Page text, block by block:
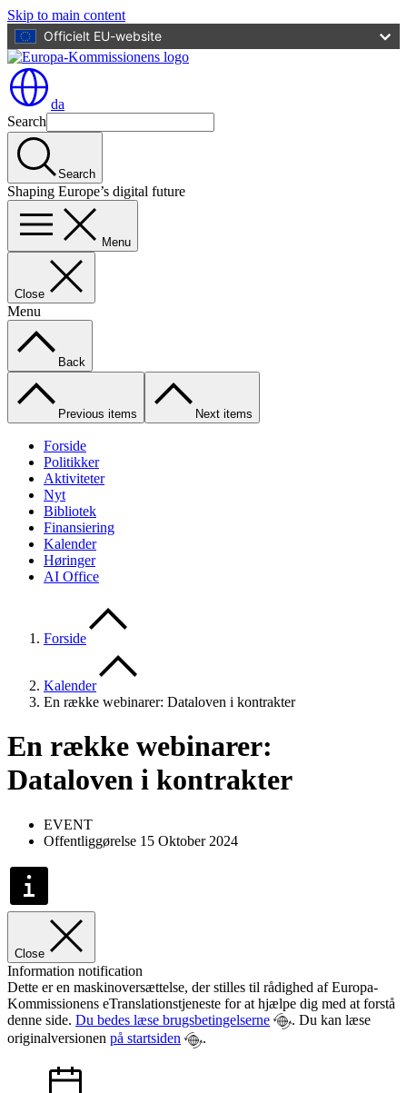
Skip to main content
Officielt EU-website
da
Search
Search
Shaping Europe’s digital future
Menu
Close
Menu
Back
Previous items Next items
Forside
Politikker
Aktiviteter
Nyt
Bibliotek
Finansiering
Kalender
Høringer
AI Office
Forside
Kalender
En række webinarer: Dataloven i kontrakter
En række webinarer:
Dataloven i kontrakter
EVENT
Offentliggørelse 15 Oktober 2024
Close
Information notification
Dette er en maskinoversættelse, der stilles til rådighed af Europa-
Kommissionens eTranslationstjeneste for at hjælpe dig med at forstå
denne side. Du bedes læse brugsbetingelserne
. Du kan læse
originalversionen på startsiden .